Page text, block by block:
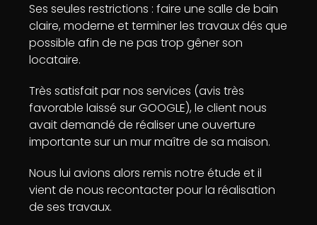
Ses seules restrictions : faire une salle de bain
claire, moderne et terminer les travaux dés que
possible afin de ne pas trop gêner son
locataire.
Très satisfait par nos services (avis très
favorable laissé sur GOOGLE), le client nous
avait demandé de réaliser une ouverture
importante sur un mur maître de sa maison.
Nous lui avions alors remis notre étude et il
vient de nous recontacter pour la réalisation
de ses travaux.